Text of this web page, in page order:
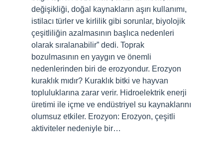
değişikliği, doğal kaynakların aşırı kullanımı,
istilacı türler ve kirlilik gibi sorunlar, biyolojik
çeşitliliğin azalmasının başlıca nedenleri
olarak sıralanabilir” dedi. Toprak
bozulmasının en yaygın ve önemli
nedenlerinden biri de erozyondur. Erozyon
kuraklık mıdır? Kuraklık bitki ve hayvan
topluluklarına zarar verir. Hidroelektrik enerji
üretimi ile içme ve endüstriyel su kaynaklarını
olumsuz etkiler. Erozyon: Erozyon, çeşitli
aktiviteler nedeniyle bir…